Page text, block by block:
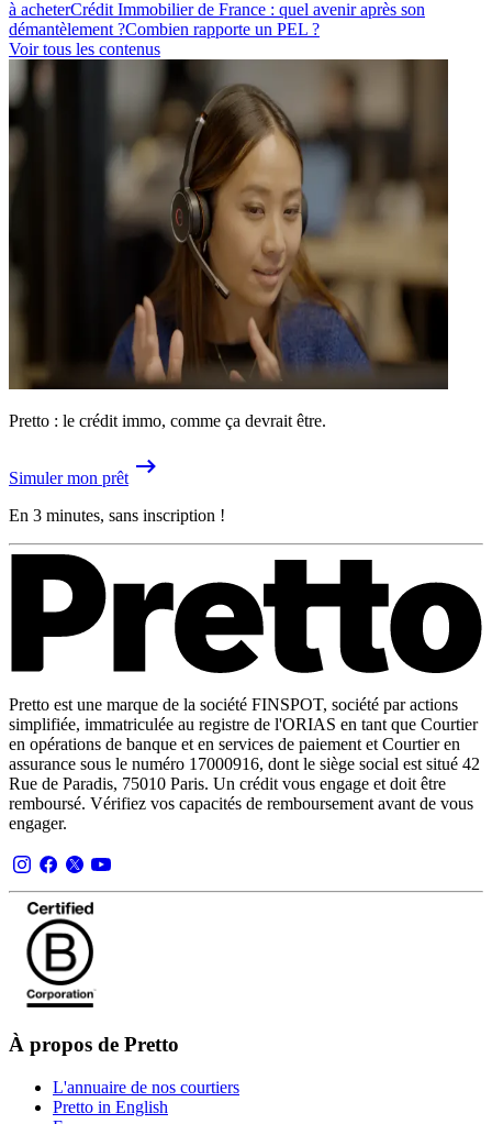
à acheterCrédit Immobilier de France : quel avenir après son
démantèlement ?Combien rapporte un PEL ?
Voir tous les contenus
Pretto : le crédit immo, comme ça devrait être.
Simuler mon prêt
En 3 minutes, sans inscription !
Pretto est une marque de la société FINSPOT, société par actions
simplifiée, immatriculée au registre de l'ORIAS en tant que Courtier
en opérations de banque et en services de paiement et Courtier en
assurance sous le numéro 17000916, dont le siège social est situé 42
Rue de Paradis, 75010 Paris. Un crédit vous engage et doit être
remboursé. Vérifiez vos capacités de remboursement avant de vous
engager.
À propos de Pretto
L'annuaire de nos courtiers
Pretto in English